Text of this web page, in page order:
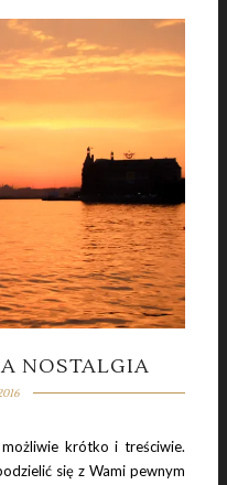
NOSTALGIA
krótko i treściwie.
się z Wami pewnym